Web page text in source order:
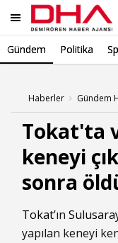
Gündem Politika
Haberler
Tokat'ta
keneyi
sonra
Tokat’ın
yapılan keneyi